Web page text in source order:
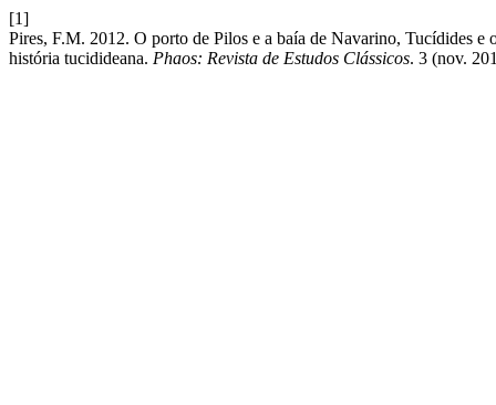
[1]
Pires, F.M. 2012. O porto de Pilos e a baía de Navarino, Tucídides
história tucidideana. Phaos: Revista de Estudos Clássicos. 3 (nov.